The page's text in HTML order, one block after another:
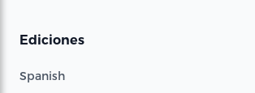
Ediciones
Spanish